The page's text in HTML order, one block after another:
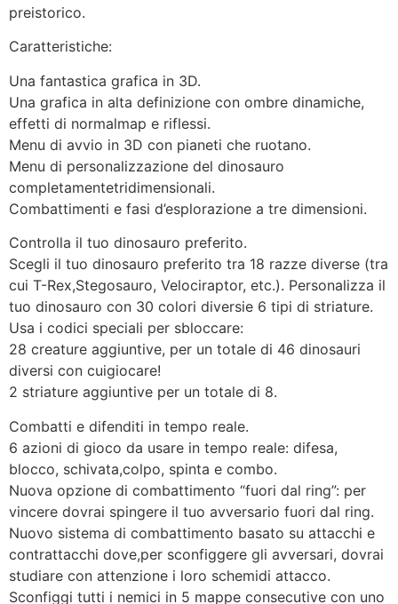
preistorico.
Caratteristiche:
Una fantastica grafica in 3D.
Una grafica in alta definizione con ombre dinamiche,
effetti di normalmap e riflessi.
Menu di avvio in 3D con pianeti che ruotano.
Menu di personalizzazione del dinosauro
completamentetridimensionali.
Combattimenti e fasi d’esplorazione a tre dimensioni.
Controlla il tuo dinosauro preferito.
Scegli il tuo dinosauro preferito tra 18 razze diverse (tra
cui T-Rex,Stegosauro, Velociraptor, etc.). Personalizza il
tuo dinosauro con 30 colori diversie 6 tipi di striature.
Usa i codici speciali per sbloccare:
28 creature aggiuntive, per un totale di 46 dinosauri
diversi con cuigiocare!
2 striature aggiuntive per un totale di 8.
Combatti e difenditi in tempo reale.
6 azioni di gioco da usare in tempo reale: difesa,
blocco, schivata,colpo, spinta e combo.
Nuova opzione di combattimento “fuori dal ring”: per
vincere dovrai spingere il tuo avversario fuori dal ring.
Nuovo sistema di combattimento basato su attacchi e
contrattacchi dove,per sconfiggere gli avversari, dovrai
studiare con attenzione i loro schemidi attacco.
Sconfiggi tutti i nemici in 5 mappe consecutive con uno